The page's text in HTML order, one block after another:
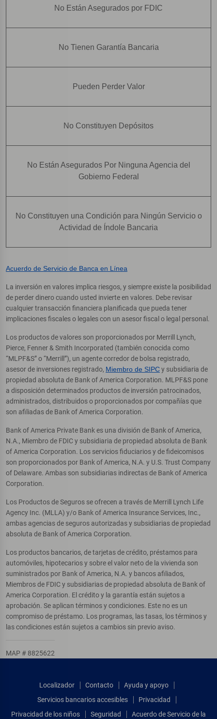
No Están Asegurados por FDIC
No Tienen Garantía Bancaria
Pueden Perder Valor
No Constituyen Depósitos
No Están Asegurados Por Ninguna Agencia del
Gobierno Federal
No Constituyen una Condición para Ningún Servicio o
Actividad de Índole Bancaria
Acuerdo de Servicio de Banca en Línea
La inversión en valores implica riesgos, y siempre existe la posibilidad
de perder dinero cuando usted invierte en valores. Debe revisar
cualquier transacción financiera planificada que pueda tener
implicaciones fiscales o legales con un asesor fiscal o legal personal.
Los productos de valores son proporcionados por Merrill Lynch,
Pierce, Fenner & Smith Incorporated (también conocida como
“MLPF&S” o “Merrill”), un agente corredor de bolsa registrado,
asesor de inversiones registrado, Miembro de SIPCy subsidiaria de
propiedad absoluta de Bank of America Corporation. MLPF&S pone
a disposición determinados productos de inversión patrocinados,
administrados, distribuidos o proporcionados por compañías que
son afiliadas de Bank of America Corporation.
Bank of America Private Bank es una división de Bank of America,
N.A., Miembro de FDIC y subsidiaria de propiedad absoluta de Bank
of America Corporation. Los servicios fiduciarios y de fideicomisos
son proporcionados por Bank of America, N.A. y U.S. Trust Company
of Delaware. Ambas son subsidiarias indirectas de Bank of America
Corporation.
Los Productos de Seguros se ofrecen a través de Merrill Lynch Life
Agency Inc. (MLLA) y/o Bank of America Insurance Services, Inc.,
ambas agencias de seguros autorizadas y subsidiarias de propiedad
absoluta de Bank of America Corporation.
Los productos bancarios, de tarjetas de crédito, préstamos para
automóviles, hipotecarios y sobre el valor neto de la vivienda son
suministrados por Bank of America, N.A. y bancos afiliados,
Miembros de FDIC y subsidiarias de propiedad absoluta de Bank of
America Corporation. El crédito y la garantía están sujetos a
aprobación. Se aplican términos y condiciones. Este no es un
compromiso de préstamo. Los programas, las tasas, los términos y
las condiciones están sujetos a cambios sin previo aviso.
MAP # 8825622
Localizador Contacto
Ayuda y apoyo
Servicios bancarios accesibles
Privacidad
Privacidad de los niños
Seguridad Acuerdo de Servicio de la